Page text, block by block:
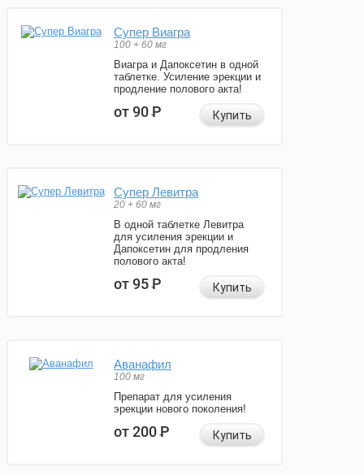
Супер Виагра
100 + 60 мг
Виагра и Дапоксетин в одной
таблетке. Усиление эрекции и
продление полового акта!
от 90Р Купить
Супер Левитра
20 + 60 мг
В одной таблетке Левитра
для усиления эрекции и
Дапоксетин для продления
полового акта!
от 95Р Купить
Аванафил
100 мг
Препарат для усиления
эрекции нового поколения!
от 200Р Купить